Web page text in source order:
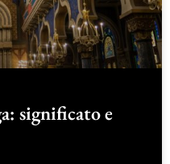
significato e